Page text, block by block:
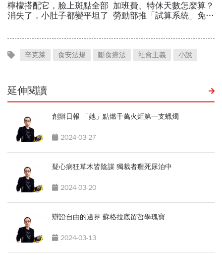
辛克萊 食安法規 斷食療法 社會主義 小說
延伸閱讀
創辦日報 「她」點燃千萬火炬第一支蠟燭
2024-03-27
疑心病狂草木皆陰謀 獨裁者癱死尿泊中
2024-03-20
辯證自由的邊界 蘇格拉底留哲學瑰寶
2024-03-13